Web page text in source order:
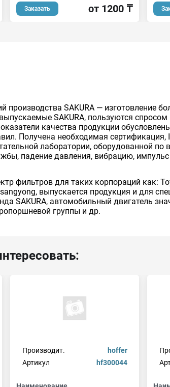
Заказать от 1200 ₸
производства SAKURA — изготовление
SAKURA, пользуются
качества продукции
Получена необходимая
лаборатории, оборудованной
падение давления, вибрацию,
фильтров для таких корпораций как:
выпускается продукция и для
SAKURA, автомобильный двигатель
группы и др.
Производит.
hoffer
Артикул
hf300044